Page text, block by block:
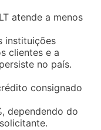
atende a menos
instituições
clientes e a
no país.
consignado
dependendo do